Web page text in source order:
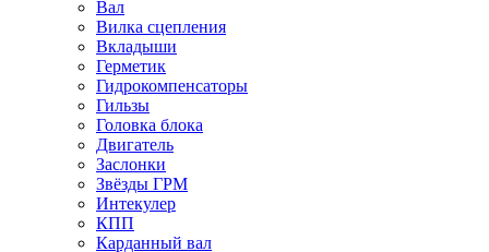
Вал
Вилка сцепления
Вкладыши
Герметик
Гидрокомпенсаторы
Гильзы
Головка блока
Двигатель
Заслонки
Звёзды ГРМ
Интекулер
КПП
Карданный вал